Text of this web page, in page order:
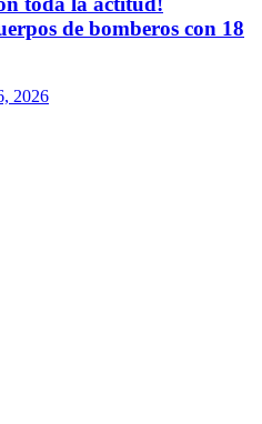
de bomberos con 18
2026